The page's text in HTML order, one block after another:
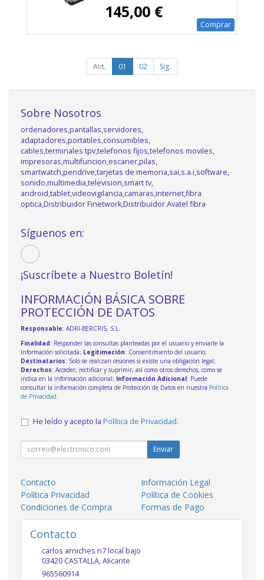
145,00 €
Comprar
Ant. 01 02 Sig.
Sobre Nosotros
ordenadores,pantallas,servidores,
adaptadores,portatiles,consumibles,
cables,terminales tpv,telefonos fijos,telefonos moviles,
impresoras,multifuncion,escaner,pilas,
smartwatch,pendrive,tarjetas de memoria,sai,s.a.i,software,
sonido,multimedia,television,smart tv,
android,tablet,videovigilancia,camaras,internet,fibra
optica,Distribuidor Finetwork,Distribuidor Avatel fibra
Síguenos en:
¡Suscríbete a Nuestro Boletín!
INFORMACIÓN BÁSICA SOBRE
PROTECCIÓN DE DATOS
Responsable: ADRI-BERCRIS, S.L.
Finalidad: Responder las consultas planteadas por el usuario y enviarle la
información solicitada; Legitimación: Consentimiento del usuario;
Destinatarios: Solo se realizan cesiones si existe una obligación legal;
Derechos: Acceder, rectificar y suprimir, así como otros derechos, como se
indica en la información adicional; Información Adicional: Puede
consultar la información completa de Protección de Datos en nuestra Política
de Privacidad
He leído y acepto la Política de Privacidad.
Enviar
Contacto
Información Legal
Política Privacidad
Política de Cookies
Condiciones de Compra
Formas de Pago
Contacto
carlos arniches n7 local bajo
03420 CASTALLA,Alicante
965560914